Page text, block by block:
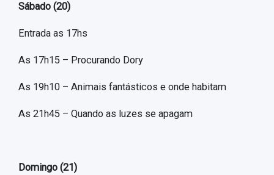
Sábado (20)
Entrada as 17hs
As 17h15 – Procurando Dory
As 19h10 – Animais fantásticos e onde habitam
As 21h45 – Quando as luzes se apagam
Domingo (21)